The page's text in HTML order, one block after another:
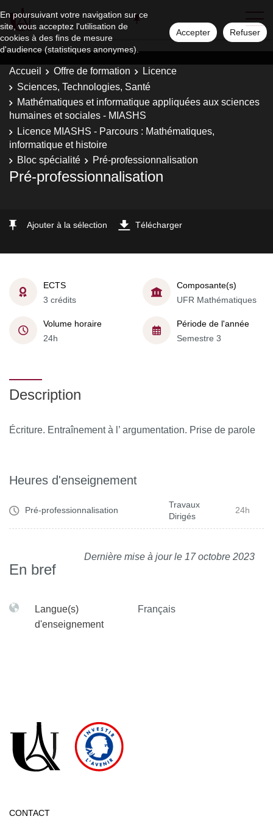
En poursuivant votre navigation sur ce
site, vous acceptez l'utilisation de
cookies à des fins de mesure
d'audience (statistiques anonymes).
Accepter Refuser
Accueil Offre de formation
Licence
Sciences, Technologies, Santé
Mathématiques et informatique appliquées aux sciences
humaines et sociales - MIASHS
Licence MIASHS - Parcours : Mathématiques,
informatique et histoire
Bloc spécialité
Pré-professionnalisation
Pré-professionnalisation
Ajouter à la sélection Télécharger
ECTS
3 crédits
Composante(s)
UFR Mathématiques
Volume horaire
24h
Période de l'année
Semestre 3
Description
Écriture. Entraînement à l’ argumentation. Prise de parole
Heures d'enseignement
Pré-professionnalisation
Travaux
Dirigés
24h
Dernière mise à jour le 17 octobre 2023
En bref
Langue(s)
d'enseignement
Français
CONTACT